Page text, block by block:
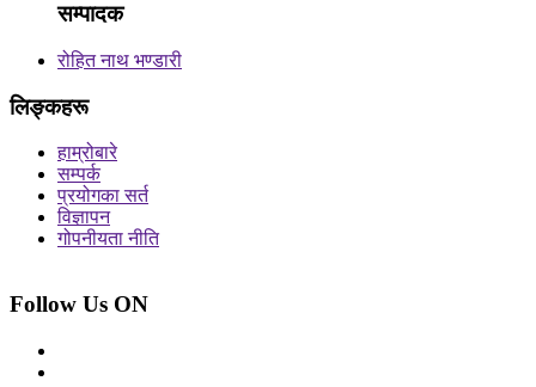
सम्पादक
रोहित नाथ भण्डारी
लिङ्कहरू
हाम्रोबारे
सम्पर्क
प्रयोगका सर्त
विज्ञापन
गोपनीयता नीति
Follow Us ON